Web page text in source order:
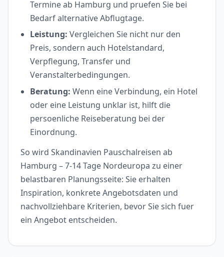
Termine ab Hamburg und pruefen Sie bei
Bedarf alternative Abflugtage.
Leistung: Vergleichen Sie nicht nur den
Preis, sondern auch Hotelstandard,
Verpflegung, Transfer und
Veranstalterbedingungen.
Beratung: Wenn eine Verbindung, ein Hotel
oder eine Leistung unklar ist, hilft die
persoenliche Reiseberatung bei der
Einordnung.
So wird Skandinavien Pauschalreisen ab
Hamburg – 7-14 Tage Nordeuropa zu einer
belastbaren Planungsseite: Sie erhalten
Inspiration, konkrete Angebotsdaten und
nachvollziehbare Kriterien, bevor Sie sich fuer
ein Angebot entscheiden.